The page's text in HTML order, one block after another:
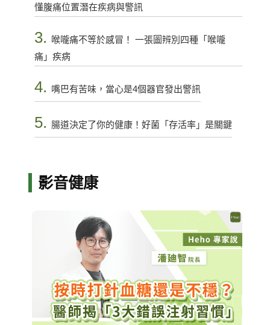
懂腹痛位置潛在疾病與警訊
3.
喉嚨痛不等於感冒！ 一張圖辨別四種「喉嚨
痛」疾病
4. 嘴巴有苦味，當心是4個器官發出警訊
5. 腸道決定了你的健康！好菌「存活率」是關鍵
影音健康